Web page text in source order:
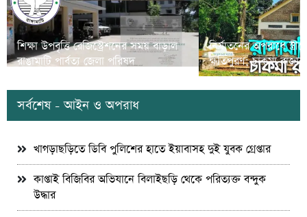
শিক্ষা উপবৃত্তি রেজিস্ট্রেশনের সময় বাড়াল
রাঙামাটি পার্বত্য জেলা পরিষদ
নির্যাতনের অপরাধে
ক্ষতিপুরণ; চাকমা
সর্বশেষ - আইন ও অপরাধ
খাগড়াছড়িতে ডিবি পুলিশের হাতে ইয়াবাসহ দুই যুবক গ্রেপ্তার
কাপ্তাই বিজিবির অভিযানে বিলাইছড়ি থেকে পরিত্যক্ত বন্দুক
উদ্ধার